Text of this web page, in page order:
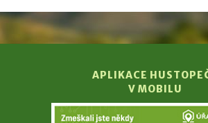
APLIKACE
V MOBILU